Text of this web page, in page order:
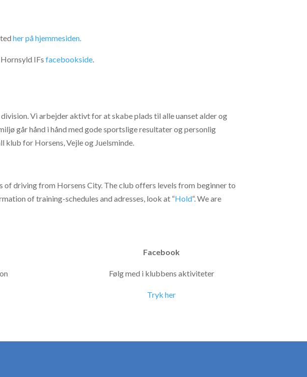
her på hjemmesiden.
Hornsyld IFsfacebookside.
Vi arbejder aktivt for at skabe plads til alle uanset alder og
går hånd i hånd med gode sportslige resultater og personlig
for Horsens, Vejle og Juelsminde.
driving from Horsens City. The club offers levels from beginner to
of training-schedules and adresses, look at “Hold“. We are
Facebook
Følg med i klubbens aktiviteter
Tryk her